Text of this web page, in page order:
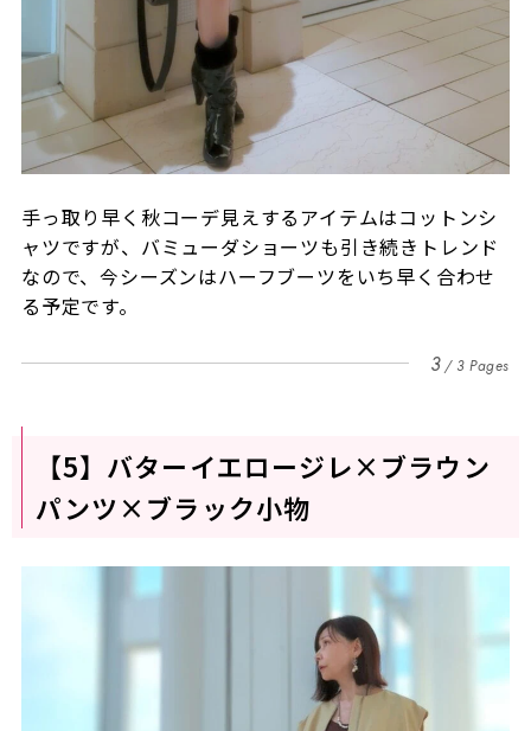
手っ取り早く秋コーデ見えするアイテムはコットンシ
ャツですが、バミューダショーツも引き続きトレンド
なので、今シーズンはハーフブーツをいち早く合わせ
る予定です。
3 3 Pages
【5】バターイエロージレ×ブラウン
パンツ×ブラック小物